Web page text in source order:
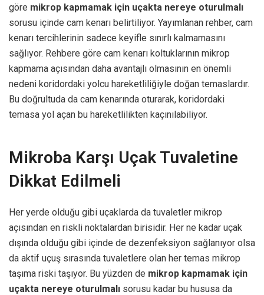
göre mikrop kapmamak için uçakta nereye oturulmalı
sorusu içinde cam kenarı belirtiliyor. Yayımlanan rehber, cam
kenarı tercihlerinin sadece keyifle sınırlı kalmamasını
sağlıyor. Rehbere göre cam kenarı koltuklarının mikrop
kapmama açısından daha avantajlı olmasının en önemli
nedeni koridordaki yolcu hareketliliğiyle doğan temaslardır.
Bu doğrultuda da cam kenarında oturarak, koridordaki
temasa yol açan bu hareketlilikten kaçınılabiliyor.
Mikroba Karşı Uçak Tuvaletine
Dikkat Edilmeli
Her yerde olduğu gibi uçaklarda da tuvaletler mikrop
açısından en riskli noktalardan birisidir. Her ne kadar uçak
dışında olduğu gibi içinde de dezenfeksiyon sağlanıyor olsa
da aktif uçuş sırasında tuvaletlere olan her temas mikrop
taşıma riski taşıyor. Bu yüzden de mikrop kapmamak için
uçakta nereye oturulmalı sorusu kadar bu hususa da